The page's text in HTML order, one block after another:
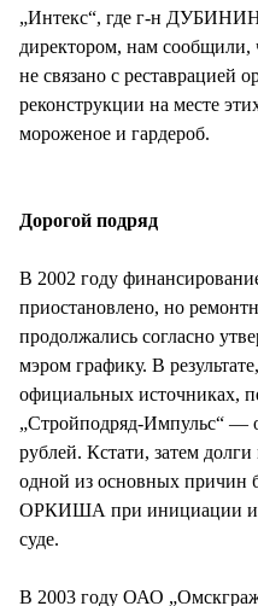
„Интекс“, где г-н ДУБИНИН
директором, нам сообщили,
не связано с реставрацией
реконструкции на месте
мороженое и гардероб.
Дорогой подряд
В 2002 году
приостановлено, но
продолжались согласно
мэром графику. В
официальных источниках,
„Стройподряд-Импульс“ —
рублей. Кстати, затем
одной из основных причин
ОРКИША при инициации
суде.
В 2003 году ОАО